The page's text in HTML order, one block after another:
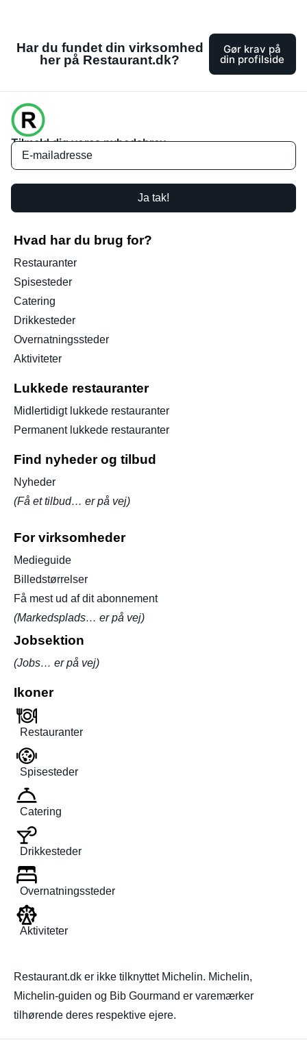
Har du fundet din virksomhed
her på Restaurant.dk?
Gør krav på
din profilside
Tilmeld dig vores nyhedsbrev
Ja tak!
Hvad har du brug for?
Restauranter
Spisesteder
Catering
Drikkesteder
Overnatningssteder
Aktiviteter
Lukkede restauranter
Midlertidigt lukkede restauranter
Permanent lukkede restauranter
Find nyheder og tilbud
Nyheder
(Få et tilbud… er på vej)
For virksomheder
Medieguide
Billedstørrelser
Få mest ud af dit abonnement
(Markedsplads… er på vej)
Jobsektion
(Jobs… er på vej)
Ikoner
Restauranter
Spisesteder
Catering
Drikkesteder
Overnatningssteder
Aktiviteter
Restaurant.dk er ikke tilknyttet Michelin. Michelin,
Michelin-guiden og Bib Gourmand er varemærker
tilhørende deres respektive ejere.